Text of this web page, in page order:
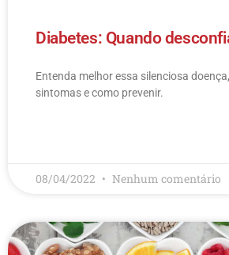
Diabetes: Quando
Entenda melhor essa silenciosa
sintomas e como prevenir.
08/04/2022 Nenhum comentário